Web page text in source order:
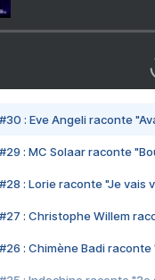
#30 : Eve Angeli raconte
#29 : MC Solaar raconte
#28 : Lorie raconte "Je vais
#27 : Christophe Willem
#26 : Chimène Badi